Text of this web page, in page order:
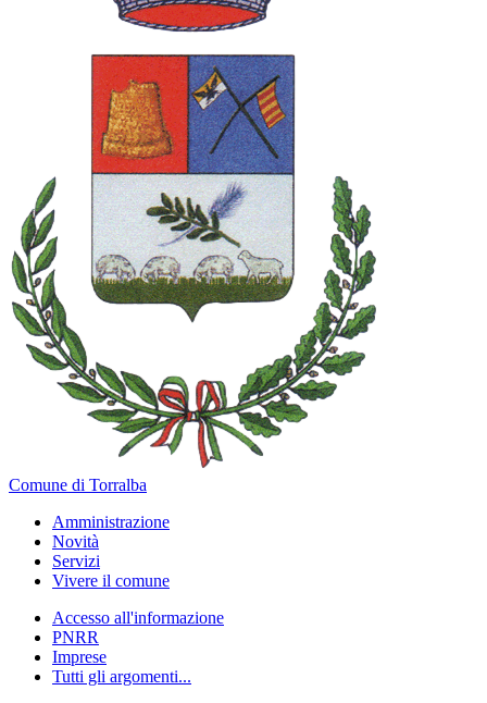
Comune di Torralba
Amministrazione
Novità
Servizi
Vivere il comune
Accesso all'informazione
PNRR
Imprese
Tutti gli argomenti...